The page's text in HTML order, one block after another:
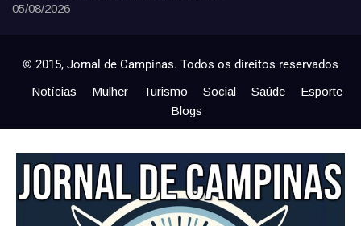
05/08/2026
© 2015, Jornal de Campinas. Todos os direitos reservados
Notícias Mulher Turismo Social Saúde
Esporte
Blogs